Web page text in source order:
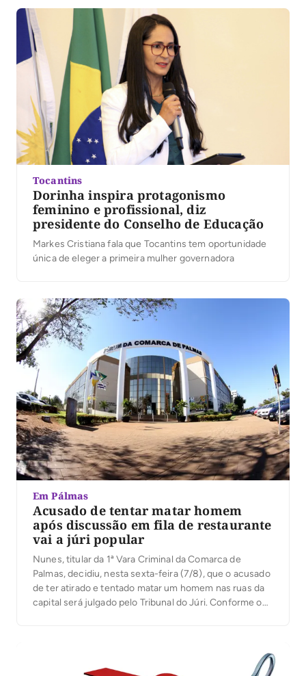
destacou a presença das caravanas, lideranças e
apoiadores que participaram […]
Tocantins
Dorinha inspira protagonismo
feminino e profissional, diz
presidente do Conselho de Educação
Markes Cristiana fala que Tocantins tem oportunidade
única de eleger a primeira mulher governadora
Em Pálmas
Acusado de tentar matar homem
após discussão em fila de restaurante
vai a júri popular
Nunes, titular da 1ª Vara Criminal da Comarca de
Palmas, decidiu, nesta sexta-feira (7/8), que o acusado
de ter atirado e tentado matar um homem nas ruas da
capital será julgado pelo Tribunal do Júri. Conforme o